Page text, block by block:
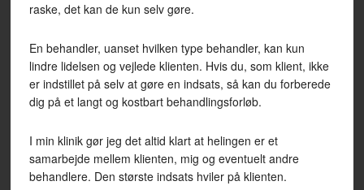
raske, det kan de kun selv gøre.
En behandler, uanset hvilken type behandler, kan kun
lindre lidelsen og vejlede klienten. Hvis du, som klient, ikke
er indstillet på selv at gøre en indsats, så kan du forberede
dig på et langt og kostbart behandlingsforløb.
I min klinik gør jeg det altid klart at helingen er et
samarbejde mellem klienten, mig og eventuelt andre
behandlere. Den største indsats hviler på klienten.